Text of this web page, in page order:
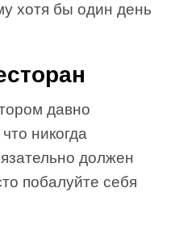
хотя бы один день
давно
никогда
должен
побалуйте себя